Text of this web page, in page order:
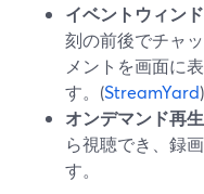
イベントウィン
刻の前後でチャ
メントを画面に
す。(StreamYard)
オンデマンド再生
ら視聴でき、録
す。